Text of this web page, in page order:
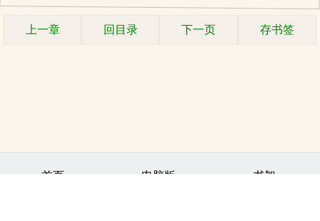
上一章 回目录 下一页 存书签
首页 电脑版 书架